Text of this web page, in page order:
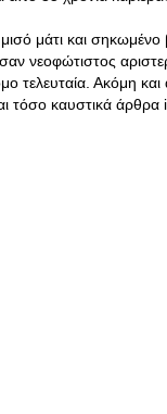
μισό μάτι και
νεοφώτιστος
Ακόμη και
τόσο καυστικά